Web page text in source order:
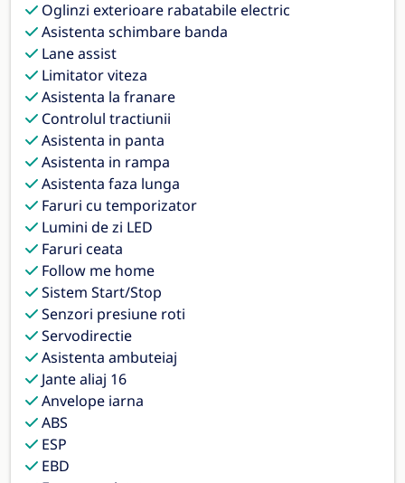
Oglinzi exterioare rabatabile electric
Asistenta schimbare banda
Lane assist
Limitator viteza
Asistenta la franare
Controlul tractiunii
Asistenta in panta
Asistenta in rampa
Asistenta faza lunga
Faruri cu temporizator
Lumini de zi LED
Faruri ceata
Follow me home
Sistem Start/Stop
Senzori presiune roti
Servodirectie
Asistenta ambuteiaj
Jante aliaj 16
Anvelope iarna
ABS
ESP
EBD